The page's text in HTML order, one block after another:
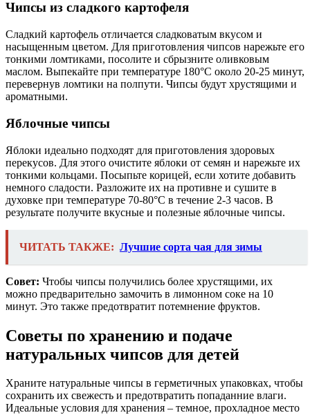
Чипсы из сладкого картофеля
Сладкий картофель отличается сладковатым вкусом и
насыщенным цветом. Для приготовления чипсов нарежьте его
тонкими ломтиками, посолите и сбрызните оливковым
маслом. Выпекайте при температуре 180°C около 20-25 минут,
перевернув ломтики на полпути. Чипсы будут хрустящими и
ароматными.
Яблочные чипсы
Яблоки идеально подходят для приготовления здоровых
перекусов. Для этого очистите яблоки от семян и нарежьте их
тонкими кольцами. Посыпьте корицей, если хотите добавить
немного сладости. Разложите их на противне и сушите в
духовке при температуре 70-80°C в течение 2-3 часов. В
результате получите вкусные и полезные яблочные чипсы.
ЧИТАТЬ ТАКЖЕ: Лучшие сорта чая для зимы
Совет: Чтобы чипсы получились более хрустящими, их
можно предварительно замочить в лимонном соке на 10
минут. Это также предотвратит потемнение фруктов.
Советы по хранению и подаче
натуральных чипсов для детей
Храните натуральные чипсы в герметичных упаковках, чтобы
сохранить их свежесть и предотвратить попаданние влаги.
Идеальные условия для хранения – темное, прохладное место